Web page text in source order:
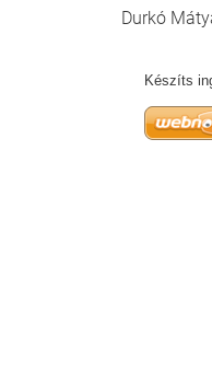
Durkó
Készíts